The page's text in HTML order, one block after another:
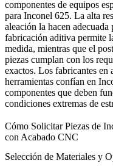
componentes de equipos
para Inconel 625. La alta
aleación la hacen
fabricación aditiva permite
medida, mientras que el
piezas cumplan con los
exactos. Los fabricantes en
herramientas confían en
componentes que deben
condiciones extremas de
Cómo Solicitar Piezas de
con Acabado CNC
Selección de Materiales y